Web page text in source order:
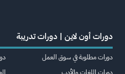
دورات أون لاين | دورات تدريبة
دورات مطلوبة في سوق العمل
دورات اللغات والأدب